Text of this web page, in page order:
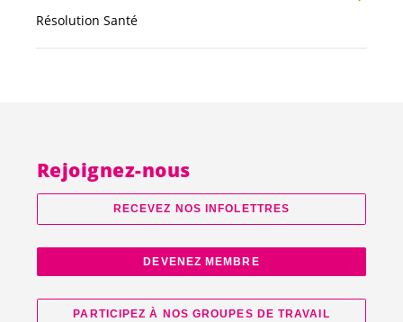
Résolution Santé
Rejoignez-nous
RECEVEZ NOS INFOLETTRES
DEVENEZ MEMBRE
PARTICIPEZ À NOS GROUPES DE TRAVAIL